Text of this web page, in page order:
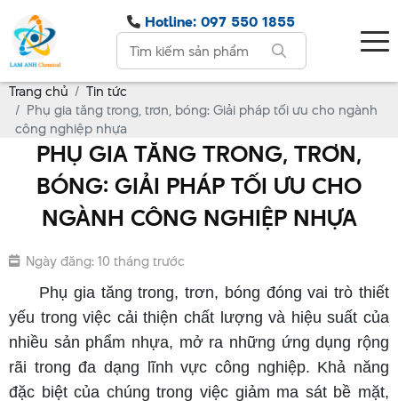
Hotline: 097 550 1855
Trang chủ
Tin tức
Phụ gia tăng trong, trơn, bóng: Giải pháp tối ưu cho ngành
công nghiệp nhựa
PHỤ GIA TĂNG TRONG, TRƠN,
BÓNG: GIẢI PHÁP TỐI ƯU CHO
NGÀNH CÔNG NGHIỆP NHỰA
Ngày đăng: 10 tháng trước
Phụ gia tăng trong, trơn, bóng đóng vai trò thiết
yếu trong việc cải thiện chất lượng và hiệu suất của
nhiều sản phẩm nhựa, mở ra những ứng dụng rộng
rãi trong đa dạng lĩnh vực công nghiệp. Khả năng
đặc biệt của chúng trong việc giảm ma sát bề mặt,